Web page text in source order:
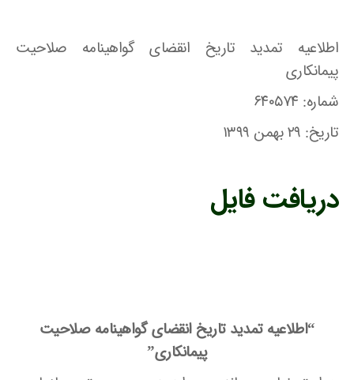
اطلاعیه تمدید تاریخ انقضای گواهینامه صلاحیت
پیمانکاری
شماره: ۶۴۰۵۷۴
تاریخ: ۲۹ بهمن ۱۳۹۹
دریافت فایل
“اطلاعیه تمدید تاریخ انقضای گواهینامه صلاحیت
پیمانکاری”